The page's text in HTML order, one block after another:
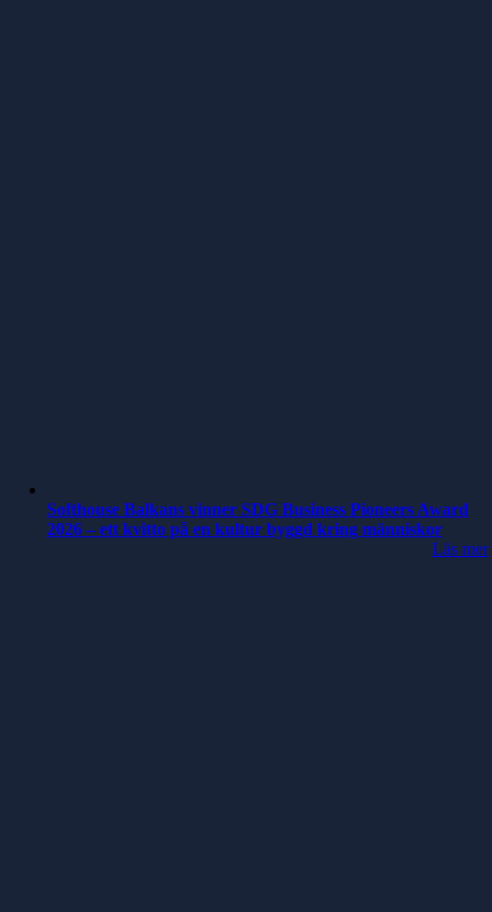
Softhouse Balkans vinner SDG Business Pioneers Award
2026 – ett kvitto på en kultur byggd kring människor
Läs mer